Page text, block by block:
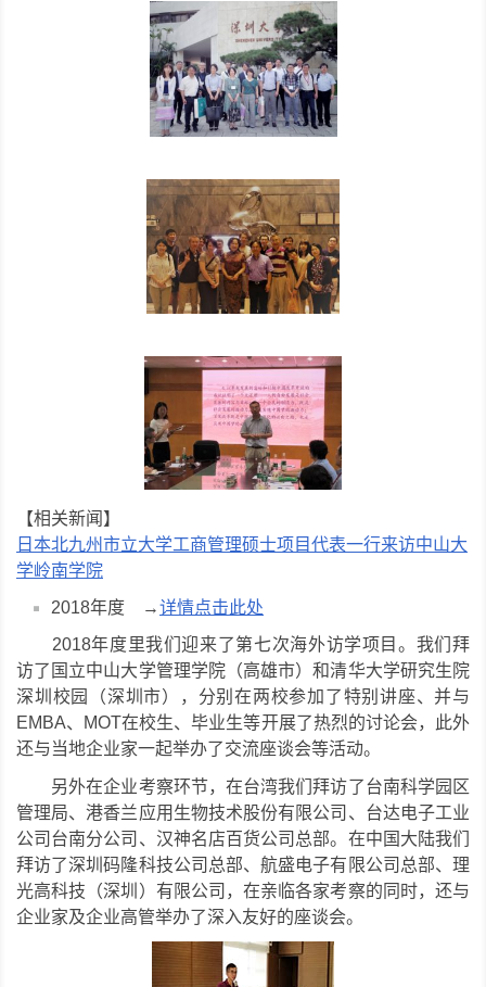
【相关新闻】
日本北九州市立大学工商管理硕士项目代表一行来访中山大
学岭南学院
2018年度 →详情点击此处
2018年度里我们迎来了第七次海外访学项目。我们拜
访了国立中山大学管理学院（高雄市）和清华大学研究生院
深圳校园（深圳市），分别在两校参加了特别讲座、并与
EMBA、MOT在校生、毕业生等开展了热烈的讨论会，此外
还与当地企业家一起举办了交流座谈会等活动。
另外在企业考察环节，在台湾我们拜访了台南科学园区
管理局、港香兰应用生物技术股份有限公司、台达电子工业
公司台南分公司、汉神名店百货公司总部。在中国大陆我们
拜访了深圳码隆科技公司总部、航盛电子有限公司总部、理
光高科技（深圳）有限公司，在亲临各家考察的同时，还与
企业家及企业高管举办了深入友好的座谈会。